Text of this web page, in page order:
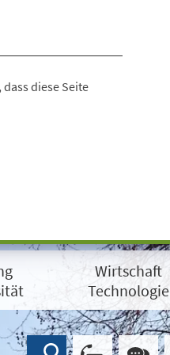
diese Seite
Wirtschaft
Technologie